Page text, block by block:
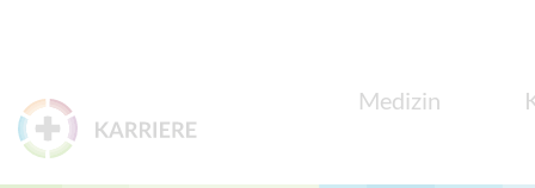
Medizin